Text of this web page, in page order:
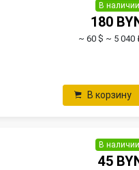
В наличии
180
~ 60 $ ~ 5 040
В корзину
В наличии
45